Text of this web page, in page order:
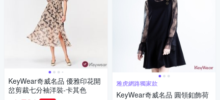
KeyWear奇威名品 優雅印花開
岔剪裁七分袖洋裝-卡其色
雅虎網路獨家款
KeyWear奇威名品 圓領釦飾荷